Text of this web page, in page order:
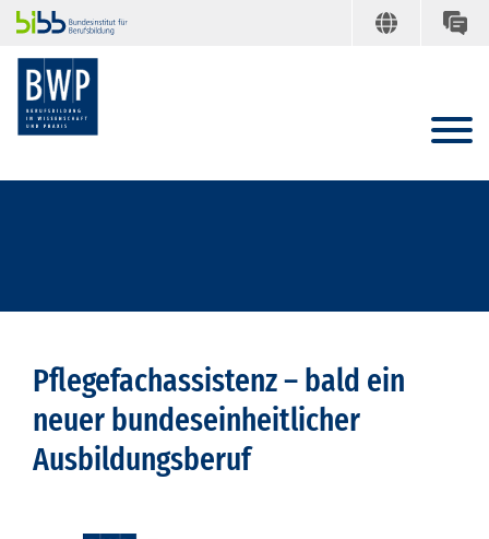
Pflegefachassistenz – bald ein
neuer bundeseinheitlicher
Ausbildungsberuf